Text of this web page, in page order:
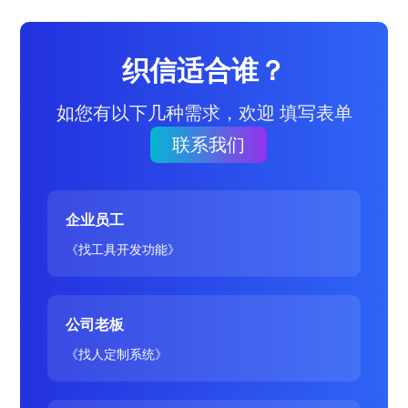
织信适合谁？
如您有以下几种需求，欢迎 填写表单
联系我们
企业员工
《找工具开发功能》
公司老板
《找人定制系统》